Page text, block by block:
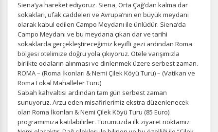
Siena’ya hareket ediyoruz. Siena, Orta Çağ’dan kalma dar
sokakları, ufak caddeleri ve Avrupa’nın en büyük meydanı
olarak kabul edilen Campo Meydanı ile ünlüdür. Siena‘da
Campo Meydanı ve bu meydana çıkan dar ve tarihi
sokaklarda gerçekleştireceğimiz keyifli gezi ardından Roma
bölgesi otelimize doğru yola çıkıyoruz. Otele varışımızla
birlikte odaların alınması ve dinlenmek üzere serbest zaman.
ROMA – (Roma İkonları & Nemi Çilek Köyü Turu) – (Vatikan ve
Roma Lokal Mahalleler Turu)
Sabah kahvaltısı ardından tam gün serbest zaman
sunuyoruz. Arzu eden misafirlerimiz ekstra düzenlenecek
olan Roma İkonları & Nemi Çilek Köyü Turu (85 Euro)
programımıza katılabilirler. Turumuzda ilk ziyaret noktamız